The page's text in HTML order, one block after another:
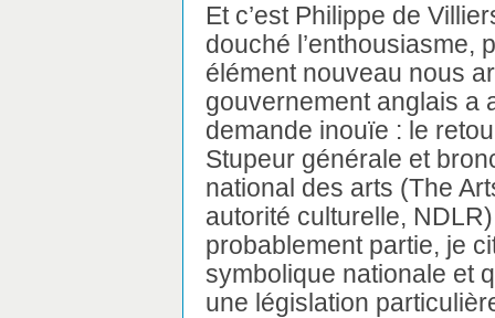
Et c’est Philippe de
douché l’enthousiasme,
élément nouveau nous
gouvernement anglais a
demande inouïe : le
Stupeur générale et
national des arts (The
autorité culturelle,
probablement partie, je
symbolique nationale et
une législation